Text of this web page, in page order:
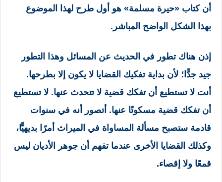
أن كتاب «حيرة مسلمة» هو أول طرح لهذا الموضوع
بهذا الشكل الواضح المباشر.
إذن هناك تطور في الحديث عن المسائل وهذا التطور
جيد جدًّا؛ لأن بداية تفكيك القضايا لا يكون إلا بطرحها.
أنت لا تستطيع أن تفكك قضية لا تتحدث عنها. لا تستطيع
أن تفكك قضية مسكوتًا عنها. أتصور أنه في سنوات
قادمة ستصبح مسألة المساواة في الميراث أمرًا بديهيًّا،
وكذلك القضايا الأخرى عندما تفهم أن جوهر الأديان ليس
قمعًا ولا إقصاء.